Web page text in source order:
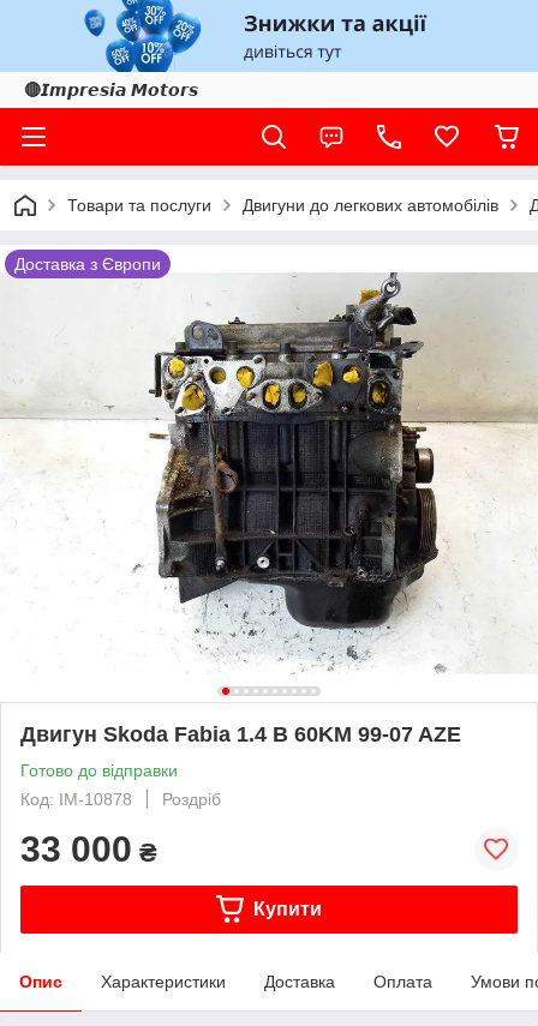
🔴𝙄𝙢𝙥𝙧𝙚𝙨𝙞𝙖 𝙈𝙤𝙩𝙤𝙧𝙨
Товари та послуги Двигуни до легкових автомобілів
Доставка з Європи
Двигун Skoda Fabia 1.4 B 60KM 99-07 AZE
Готово до відправки
Код: IM-10878
Роздріб
33 000 ₴
Купити
Опис Характеристики Доставка Оплата Умови